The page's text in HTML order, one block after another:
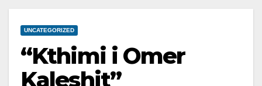
UNCATEGORIZED
“Kthimi i Omer
Kaleshit”